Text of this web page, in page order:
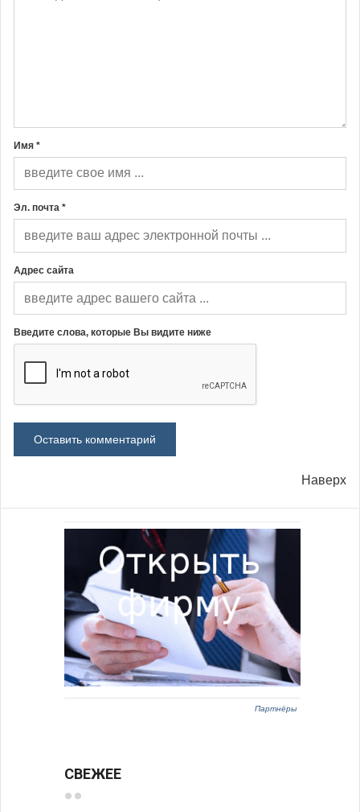
Имя *
Эл. почта *
Адрес сайта
Введите слова, которые Вы видите ниже
Наверх
Партнёры
СВЕЖЕЕ